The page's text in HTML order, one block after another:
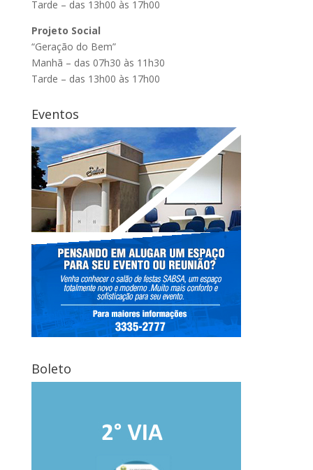
Tarde – das 13h00 às 17h00
Projeto Social
“Geração do Bem”
Manhã – das 07h30 às 11h30
Tarde – das 13h00 às 17h00
Eventos
Boleto